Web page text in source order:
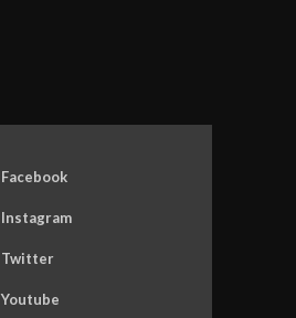
Facebook
Instagram
Twitter
Youtube